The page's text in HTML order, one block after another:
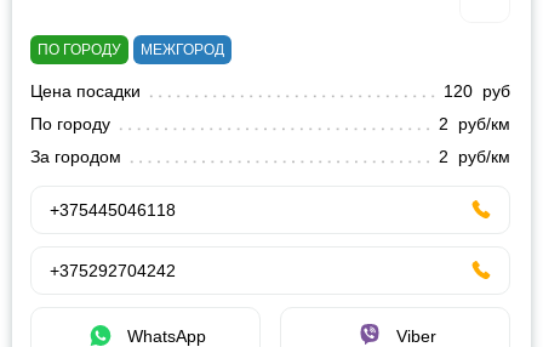
ПО ГОРОДУ МЕЖГОРОД
Цена посадки
120 руб
По городу
2 руб/км
За городом
2 руб/км
+375445046118
+375292704242
WhatsApp Viber